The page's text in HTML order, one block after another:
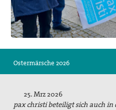
Facebook
Kontakt
Impressum
Suche
Ostermärsche 2026
25. Mrz 2026
pax christi beteiligt sich auch in